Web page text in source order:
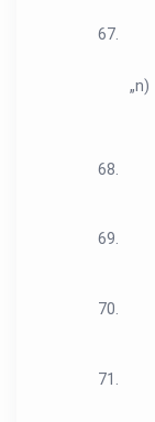
67.
„n)
68.
69.
70.
71.